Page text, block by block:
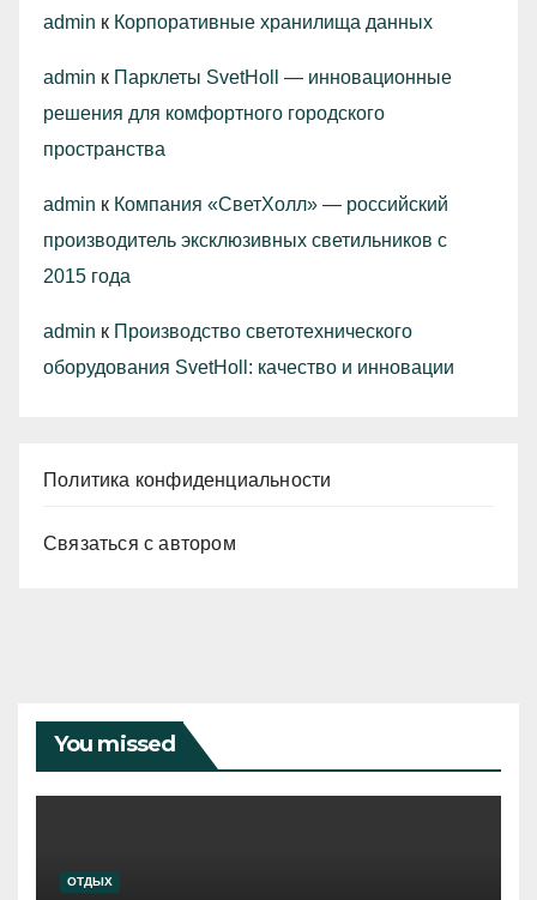
admin к Корпоративные хранилища данных
admin к Парклеты SvetHoll — инновационные
решения для комфортного городского
пространства
admin к Компания «СветХолл» — российский
производитель эксклюзивных светильников с
2015 года
admin к Производство светотехнического
оборудования SvetHoll: качество и инновации
Политика конфиденциальности
Связаться с автором
You missed
ОТДЫХ